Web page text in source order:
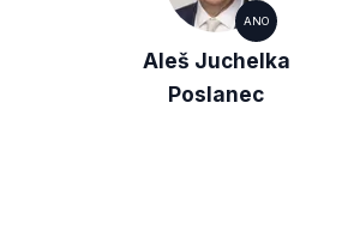
ANO
Aleš Juchelka
Poslanec